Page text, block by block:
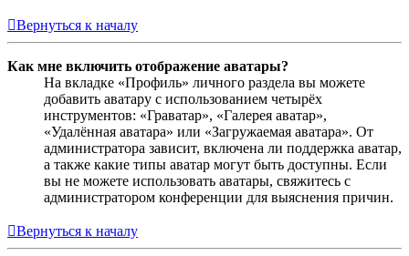
Вернуться к началу
Как мне включить отображение аватары?
На вкладке «Профиль» личного раздела вы можете
добавить аватару с использованием четырёх
инструментов: «Граватар», «Галерея аватар»,
«Удалённая аватара» или «Загружаемая аватара». От
администратора зависит, включена ли поддержка аватар,
а также какие типы аватар могут быть доступны. Если
вы не можете использовать аватары, свяжитесь с
администратором конференции для выяснения причин.
Вернуться к началу